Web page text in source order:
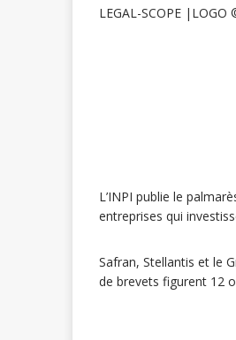
LEGAL-SCOPE
L’INPI publie le
entreprises qui
Safran, Stellantis et le
de brevets figurent 12